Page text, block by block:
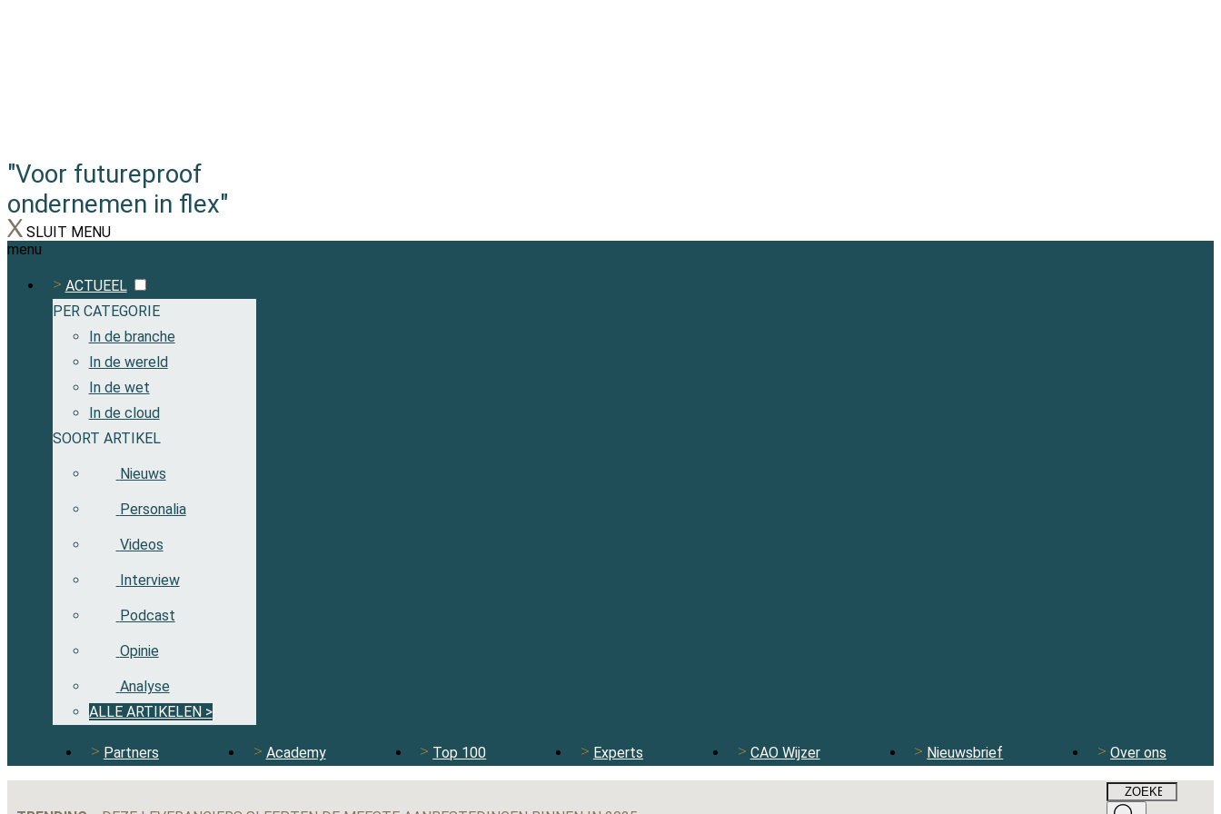
"Voor futureproof
ondernemen in flex"
SLUIT MENU
menu
ACTUEEL
PER CATEGORIE
In de branche
In de wereld
In de wet
In de cloud
SOORT ARTIKEL
Nieuws
Personalia
Videos
Interview
Podcast
Opinie
Analyse
ALLE ARTIKELEN >
Partners Academy Top 100 Experts CAO Wijzer Nieuwsbrief Over ons